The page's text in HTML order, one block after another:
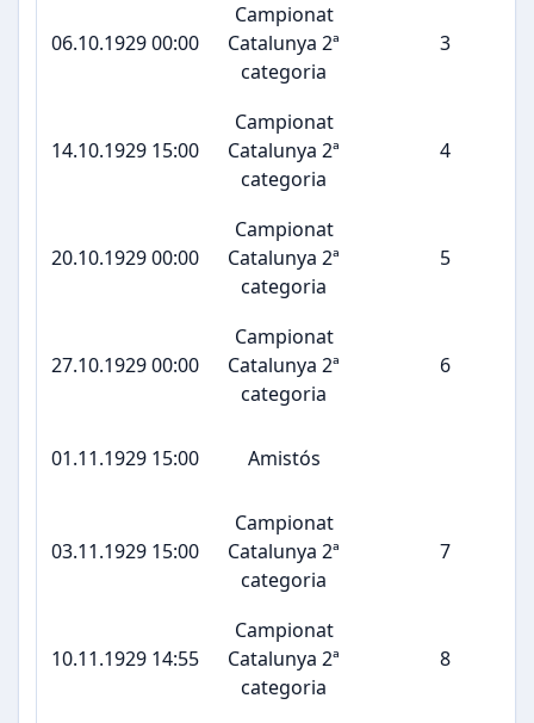
06.10.1929 00:00
Campionat
Catalunya 2ª
categoria
3
14.10.1929 15:00
Campionat
Catalunya 2ª
categoria
4
20.10.1929 00:00
Campionat
Catalunya 2ª
categoria
5
27.10.1929 00:00
Campionat
Catalunya 2ª
categoria
6
01.11.1929 15:00 Amistós
03.11.1929 15:00
Campionat
Catalunya 2ª
categoria
7
10.11.1929 14:55
Campionat
Catalunya 2ª
categoria
8